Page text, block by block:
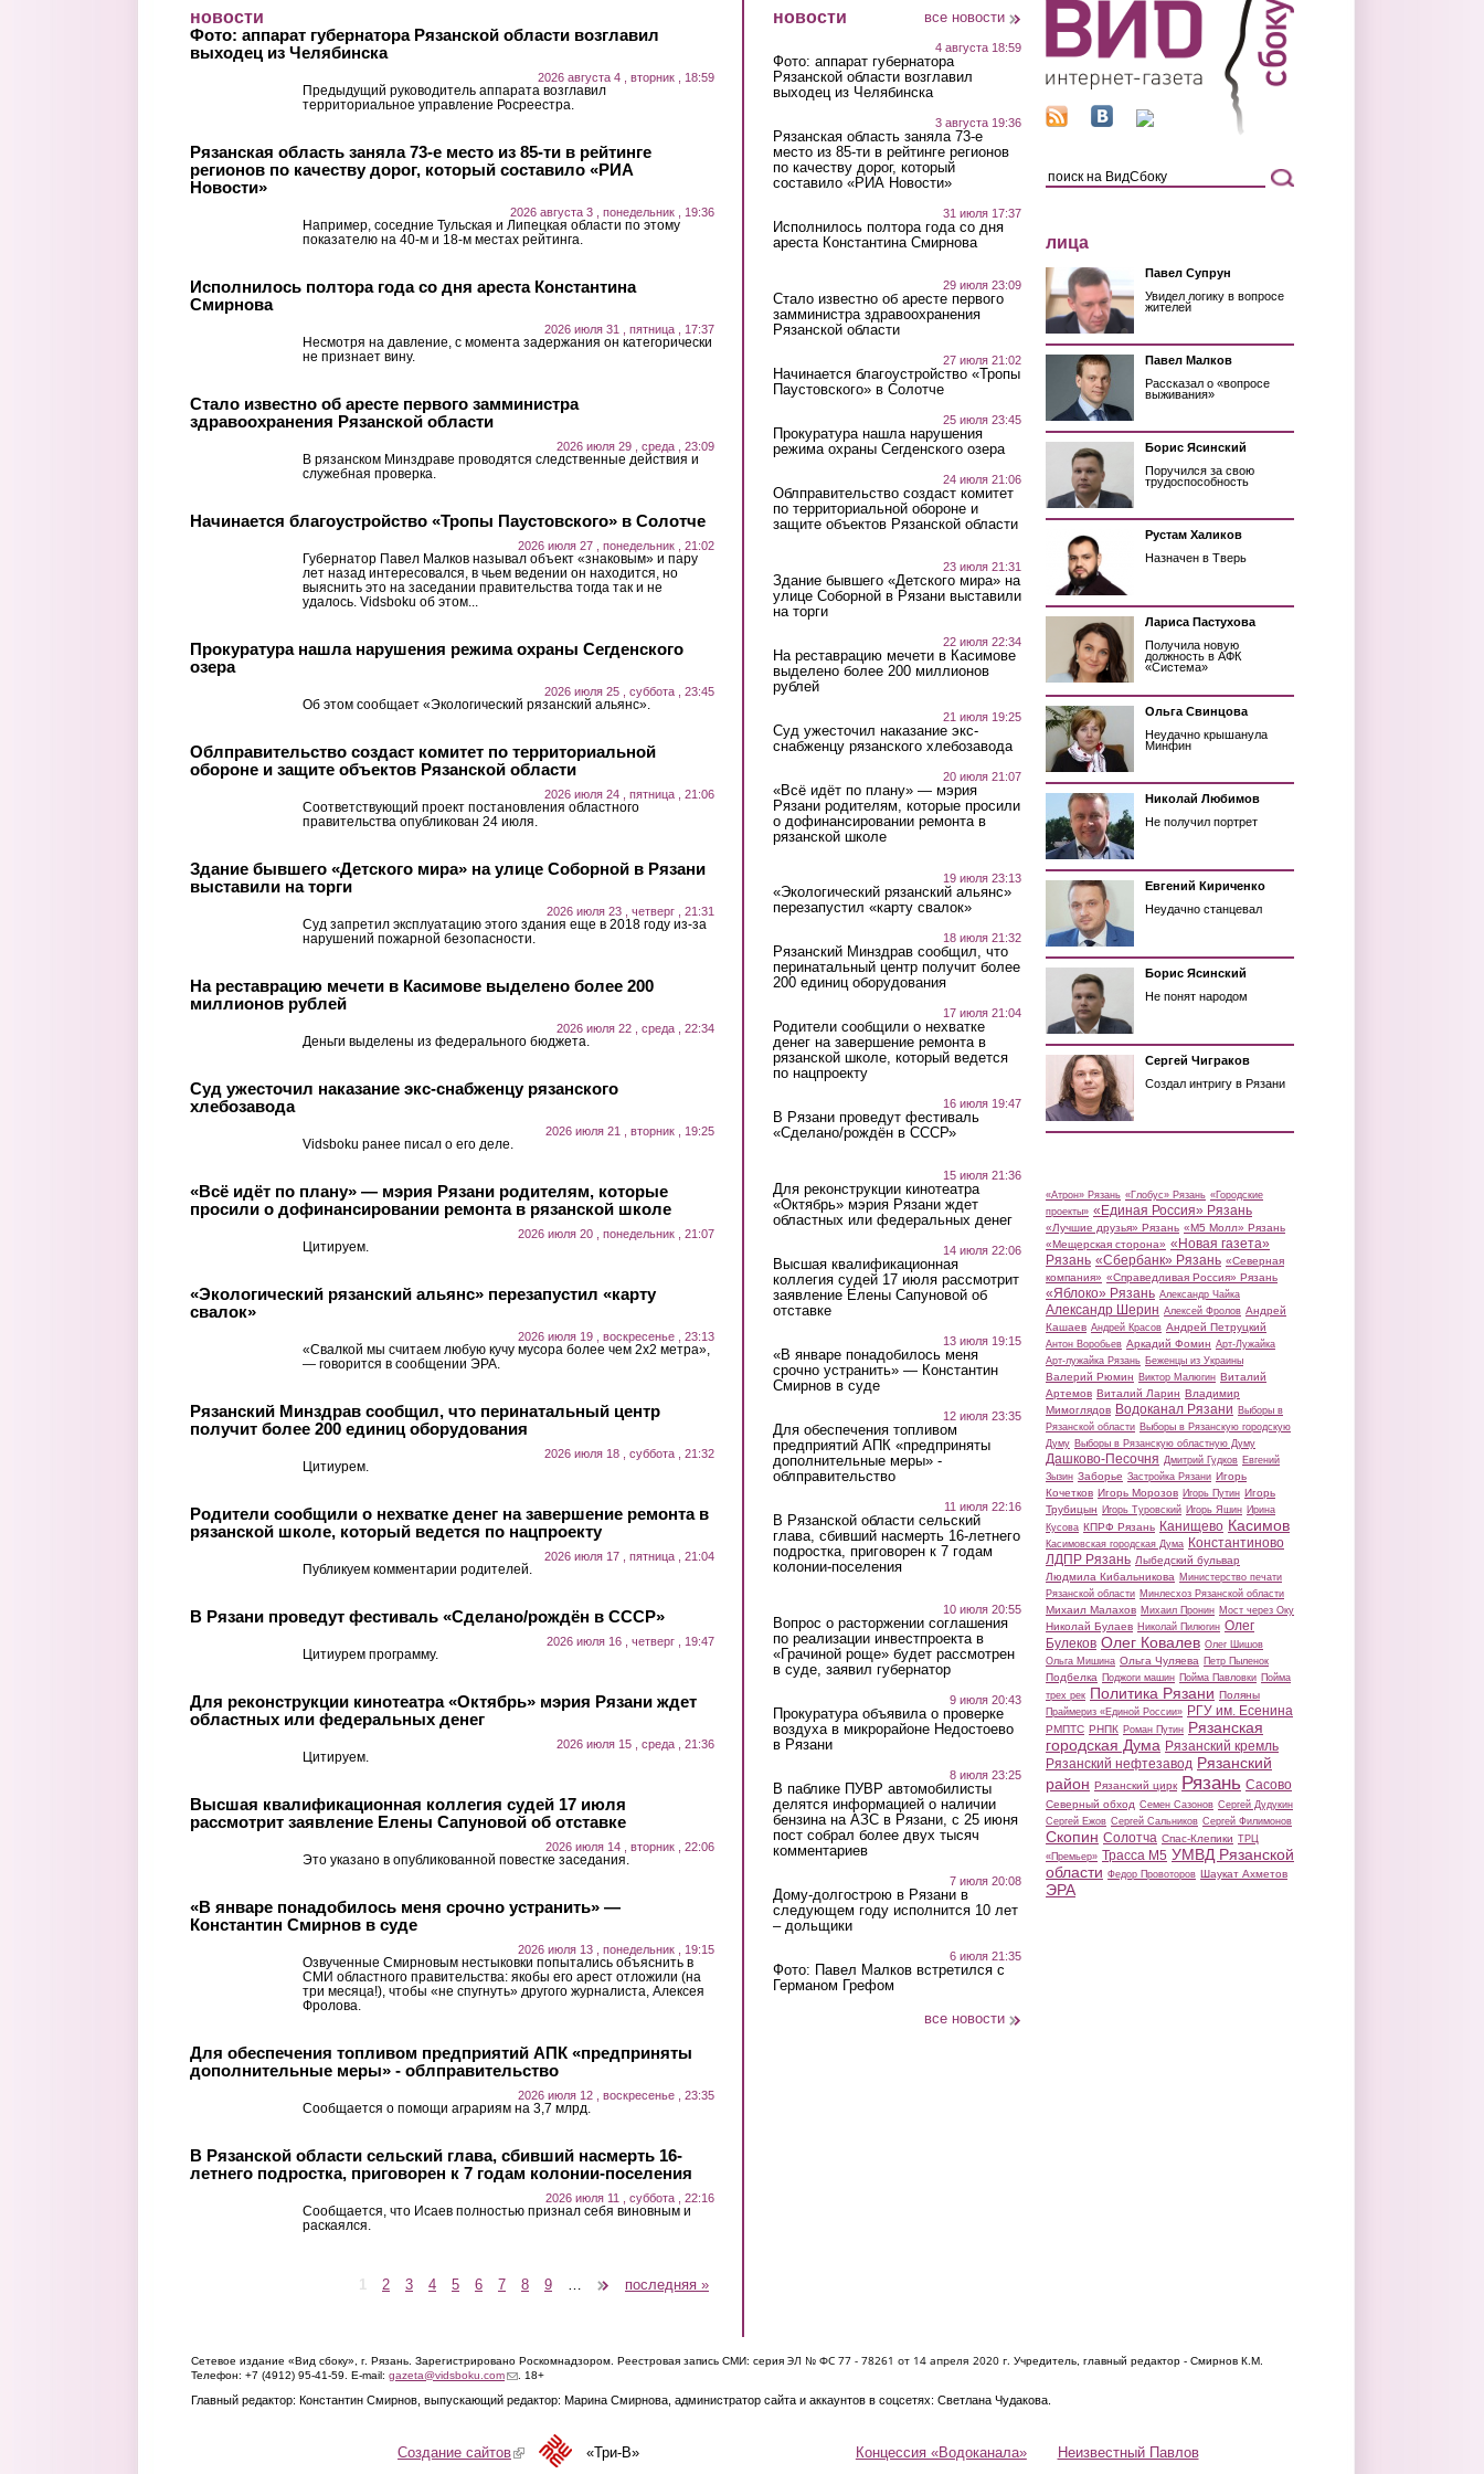
новости
Фото: аппарат губернатора Рязанской области возглавил
выходец из Челябинска
2026 августа 4 , вторник , 18:59
Предыдущий руководитель аппарата возглавил
территориальное управление Росреестра.
Рязанская область заняла 73-е место из 85-ти в рейтинге
регионов по качеству дорог, который составило «РИА
Новости»
2026 августа 3 , понедельник , 19:36
Например, соседние Тульская и Липецкая области по этому
показателю на 40-м и 18-м местах рейтинга.
Исполнилось полтора года со дня ареста Константина
Смирнова
2026 июля 31 , пятница , 17:37
Несмотря на давление, с момента задержания он категорически
не признает вину.
Стало известно об аресте первого замминистра
здравоохранения Рязанской области
2026 июля 29 , среда , 23:09
В рязанском Минздраве проводятся следственные действия и
служебная проверка.
Начинается благоустройство «Тропы Паустовского» в Солотче
2026 июля 27 , понедельник , 21:02
Губернатор Павел Малков называл объект «знаковым» и пару
лет назад интересовался, в чьем ведении он находится, но
выяснить это на заседании правительства тогда так и не
удалось. Vidsboku об этом...
Прокуратура нашла нарушения режима охраны Сегденского
озера
2026 июля 25 , суббота , 23:45
Об этом сообщает «Экологический рязанский альянс».
Облправительство создаст комитет по территориальной
обороне и защите объектов Рязанской области
2026 июля 24 , пятница , 21:06
Соответствующий проект постановления областного
правительства опубликован 24 июля.
Здание бывшего «Детского мира» на улице Соборной в Рязани
выставили на торги
2026 июля 23 , четверг , 21:31
Суд запретил эксплуатацию этого здания еще в 2018 году из-за
нарушений пожарной безопасности.
На реставрацию мечети в Касимове выделено более 200
миллионов рублей
2026 июля 22 , среда , 22:34
Деньги выделены из федерального бюджета.
Суд ужесточил наказание экс-снабженцу рязанского
хлебозавода
2026 июля 21 , вторник , 19:25
Vidsboku ранее писал о его деле.
«Всё идёт по плану» — мэрия Рязани родителям, которые
просили о дофинансировании ремонта в рязанской школе
2026 июля 20 , понедельник , 21:07
Цитируем.
«Экологический рязанский альянс» перезапустил «карту
свалок»
2026 июля 19 , воскресенье , 23:13
«Свалкой мы считаем любую кучу мусора более чем 2х2 метра»,
— говорится в сообщении ЭРА.
Рязанский Минздрав сообщил, что перинатальный центр
получит более 200 единиц оборудования
2026 июля 18 , суббота , 21:32
Цитиурем.
Родители сообщили о нехватке денег на завершение ремонта в
рязанской школе, который ведется по нацпроекту
2026 июля 17 , пятница , 21:04
Публикуем комментарии родителей.
В Рязани проведут фестиваль «Сделано/рождён в СССР»
2026 июля 16 , четверг , 19:47
Цитиурем программу.
Для реконструкции кинотеатра «Октябрь» мэрия Рязани ждет
областных или федеральных денег
2026 июля 15 , среда , 21:36
Цитируем.
Высшая квалификационная коллегия судей 17 июля
рассмотрит заявление Елены Сапуновой об отставке
2026 июля 14 , вторник , 22:06
Это указано в опубликованной повестке заседания.
«В январе понадобилось меня срочно устранить» —
Константин Смирнов в суде
2026 июля 13 , понедельник , 19:15
Озвученные Смирновым нестыковки попытались объяснить в
СМИ областного правительства: якобы его арест отложили (на
три месяца!), чтобы «не спугнуть» другого журналиста, Алексея
Фролова.
Для обеспечения топливом предприятий АПК «предприняты
дополнительные меры» - облправительство
2026 июля 12 , воскресенье , 23:35
Сообщается о помощи аграриям на 3,7 млрд.
В Рязанской области сельский глава, сбивший насмерть 16-
летнего подростка, приговорен к 7 годам колонии-поселения
2026 июля 11 , суббота , 22:16
Сообщается, что Исаев полностью признал себя виновным и
раскаялся.
1 2 3 4 5 6 7 8 9 последняя »
новости все новости
4 августа 18:59
Фото: аппарат губернатора
Рязанской области возглавил
выходец из Челябинска
3 августа 19:36
Рязанская область заняла 73-е
место из 85-ти в рейтинге регионов
по качеству дорог, который
составило «РИА Новости»
31 июля 17:37
Исполнилось полтора года со дня
ареста Константина Смирнова
29 июля 23:09
Стало известно об аресте первого
замминистра здравоохранения
Рязанской области
27 июля 21:02
Начинается благоустройство «Тропы
Паустовского» в Солотче
25 июля 23:45
Прокуратура нашла нарушения
режима охраны Сегденского озера
24 июля 21:06
Облправительство создаст комитет
по территориальной обороне и
защите объектов Рязанской области
23 июля 21:31
Здание бывшего «Детского мира» на
улице Соборной в Рязани выставили
на торги
22 июля 22:34
На реставрацию мечети в Касимове
выделено более 200 миллионов
рублей
21 июля 19:25
Суд ужесточил наказание экс-
снабженцу рязанского хлебозавода
20 июля 21:07
«Всё идёт по плану» — мэрия
Рязани родителям, которые просили
о дофинансировании ремонта в
рязанской школе
19 июля 23:13
«Экологический рязанский альянс»
перезапустил «карту свалок»
18 июля 21:32
Рязанский Минздрав сообщил, что
перинатальный центр получит более
200 единиц оборудования
17 июля 21:04
Родители сообщили о нехватке
денег на завершение ремонта в
рязанской школе, который ведется
по нацпроекту
16 июля 19:47
В Рязани проведут фестиваль
«Сделано/рождён в СССР»
15 июля 21:36
Для реконструкции кинотеатра
«Октябрь» мэрия Рязани ждет
областных или федеральных денег
14 июля 22:06
Высшая квалификационная
коллегия судей 17 июля рассмотрит
заявление Елены Сапуновой об
отставке
13 июля 19:15
«В январе понадобилось меня
срочно устранить» — Константин
Смирнов в суде
12 июля 23:35
Для обеспечения топливом
предприятий АПК «предприняты
дополнительные меры» -
облправительство
11 июля 22:16
В Рязанской области сельский
глава, сбивший насмерть 16-летнего
подростка, приговорен к 7 годам
колонии-поселения
10 июля 20:55
Вопрос о расторжении соглашения
по реализации инвестпроекта в
«Грачиной роще» будет рассмотрен
в суде, заявил губернатор
9 июля 20:43
Прокуратура объявила о проверке
воздуха в микрорайоне Недостоево
в Рязани
8 июля 23:25
В паблике ПУВР автомобилисты
делятся информацией о наличии
бензина на АЗС в Рязани, с 25 июня
пост собрал более двух тысяч
комментариев
7 июля 20:08
Дому-долгострою в Рязани в
следующем году исполнится 10 лет
– дольщики
6 июля 21:35
Фото: Павел Малков встретился с
Германом Грефом
все новости
лица
Павел Супрун
Увидел логику в вопросе
жителей
Павел Малков
Рассказал о «вопросе
выживания»
Борис Ясинский
Поручился за свою
трудоспособность
Рустам Халиков
Назначен в Тверь
Лариса Пастухова
Получила новую
должность в АФК
«Система»
Ольга Свинцова
Неудачно крышанула
Минфин
Николай Любимов
Не получил портрет
Евгений Кириченко
Неудачно станцевал
Борис Ясинский
Не понят народом
Сергей Чиграков
Создал интригу в Рязани
«Атрон» Рязань «Глобус» Рязань «Городские
проекты» «Единая Россия» Рязань
«Лучшие друзья» Рязань «М5 Молл» Рязань
«Мещерская сторона» «Новая газета»
Рязань «Сбербанк» Рязань «Северная
компания» «Справедливая Россия» Рязань
«Яблоко» Рязань Александр Чайка
Александр Шерин Алексей Фролов Андрей
Кашаев Андрей Красов Андрей Петруцкий
Антон Воробьев Аркадий Фомин Арт-Лужайка
Арт-лужайка Рязань Беженцы из Украины
Валерий Рюмин Виктор Малюгин Виталий
Артемов Виталий Ларин Владимир
Мимоглядов Водоканал Рязани Выборы в
Рязанской области Выборы в Рязанскую городскую
Думу Выборы в Рязанскую областную Думу
Дашково-Песочня Дмитрий Гудков Евгений
Зызин Заборье Застройка Рязани Игорь
Кочетков Игорь Морозов Игорь Путин Игорь
Трубицын Игорь Туровский Игорь Яшин Ирина
Кусова КПРФ Рязань Канищево Касимов
Касимовская городская Дума Константиново
ЛДПР Рязань Лыбедский бульвар
Людмила Кибальникова Министерство печати
Рязанской области Минлесхоз Рязанской области
Михаил Малахов Михаил Пронин Мост через Оку
Николай Булаев Николай Пилюгин Олег
Булеков Олег Ковалев Олег Шишов
Ольга Мишина Ольга Чуляева Петр Пыленок
Подбелка Поджоги машин Пойма Павловки Пойма
трех рек Политика Рязани Поляны
Праймериз «Единой России» РГУ им. Есенина
РМПТС РНПК Роман Путин Рязанская
городская Дума Рязанский кремль
Рязанский нефтезавод Рязанский
район Рязанский цирк Рязань Сасово
Северный обход Семен Сазонов Сергей Дудукин
Сергей Ежов Сергей Сальников Сергей Филимонов
Скопин Солотча Спас-Клепики ТРЦ
«Премьер» Трасса М5 УМВД Рязанской
области Федор Провоторов Шаукат Ахметов
ЭРА
Сетевое издание «Вид сбоку», г. Рязань. Зарегистрировано Роскомнадзором. Реестровая запись СМИ: серия ЭЛ № ФС 77 - 78261 от 14 апреля 2020 г. Учредитель, главный редактор - Смирнов К.М.
Телефон: +7 (4912) 95-41-59. E-mail: gazeta@vidsboku.com(link sends e-mail)
. 18+
Главный редактор: Константин Смирнов, выпускающий редактор: Марина Смирнова, администратор сайта и аккаунтов в соцсетях: Светлана Чудакова.
Концессия «Водоканала» Неизвестный Павлов
Создание сайтов(link is external)«Три-В»